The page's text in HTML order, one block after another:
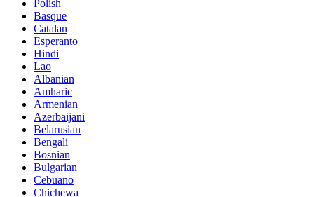
Polish
Basque
Catalan
Esperanto
Hindi
Lao
Albanian
Amharic
Armenian
Azerbaijani
Belarusian
Bengali
Bosnian
Bulgarian
Cebuano
Chichewa